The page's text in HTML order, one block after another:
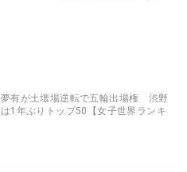
夢有が土壇場逆転で五輪出場権 渋野
は1年ぶりトップ50【女子世界ランキ